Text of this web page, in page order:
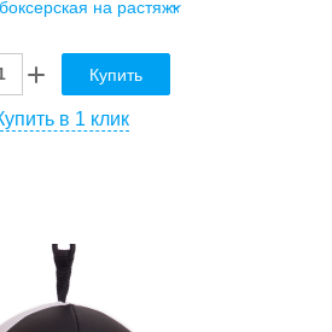
Купить
в 1 клик